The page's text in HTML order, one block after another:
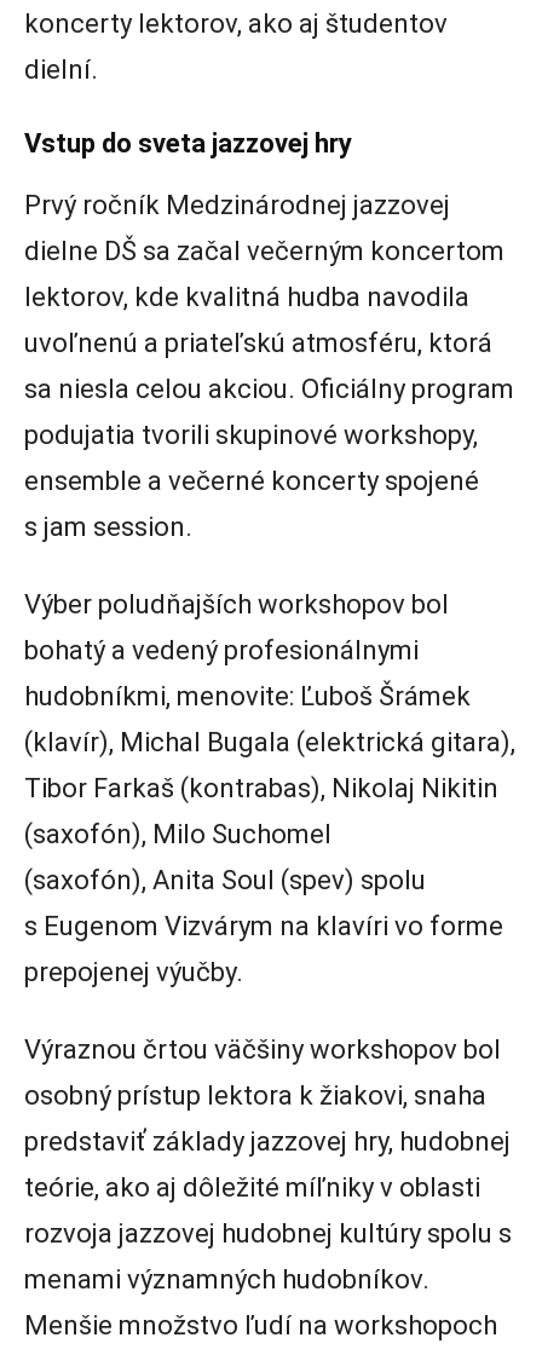
koncerty lektorov, ako aj študentov
dielní.
Vstup do sveta jazzovej hry
Prvý ročník Medzinárodnej jazzovej
dielne DŠ sa začal večerným koncertom
lektorov, kde kvalitná hudba navodila
uvoľnenú a priateľskú atmosféru, ktorá
sa niesla celou akciou. Oficiálny program
podujatia tvorili skupinové workshopy,
ensemble a večerné koncerty spojené
s jam session.
Výber poludňajších workshopov bol
bohatý a vedený profesionálnymi
hudobníkmi, menovite: Ľuboš Šrámek
(klavír), Michal Bugala (elektrická gitara),
Tibor Farkaš (kontrabas), Nikolaj Nikitin
(saxofón), Milo Suchomel
(saxofón), Anita Soul (spev) spolu
s Eugenom Vizvárym na klavíri vo forme
prepojenej výučby.
Výraznou črtou väčšiny workshopov bol
osobný prístup lektora k žiakovi, snaha
predstaviť základy jazzovej hry, hudobnej
teórie, ako aj dôležité míľniky v oblasti
rozvoja jazzovej hudobnej kultúry spolu s
menami významných hudobníkov.
Menšie množstvo ľudí na workshopoch